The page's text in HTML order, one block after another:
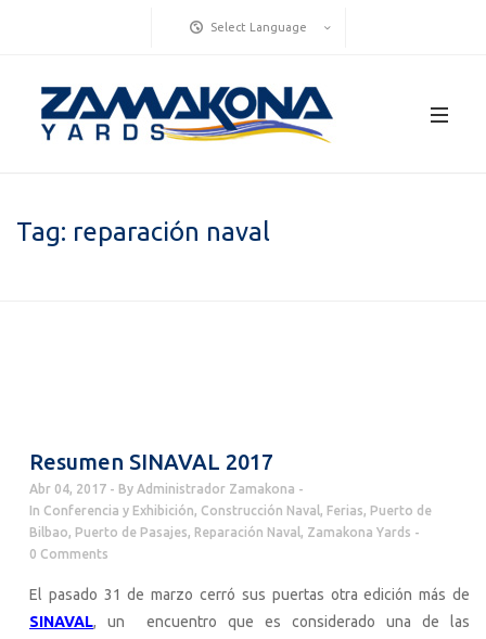
Select Language
Tag: reparación naval
Resumen SINAVAL 2017
Abr 04, 2017 By Administrador Zamakona
In Conferencia y Exhibición, Construcción Naval, Ferias, Puerto de
Bilbao, Puerto de Pasajes, Reparación Naval, Zamakona Yards
0 Comments
El pasado 31 de marzo cerró sus puertas otra edición más de
SINAVAL, un encuentro que es considerado una de las